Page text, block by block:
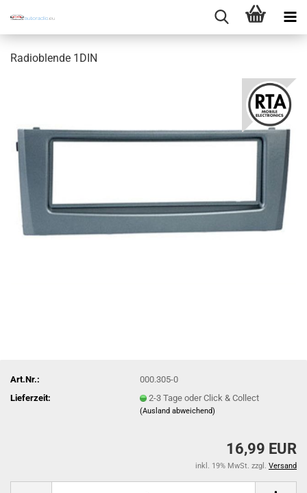
Radioblende 1DIN
Art.Nr.:
000.305-0
Lieferzeit:
2-3 Tage oder Click & Collect
(Ausland abweichend)
16,99 EUR
inkl. 19% MwSt. zzgl. Versand